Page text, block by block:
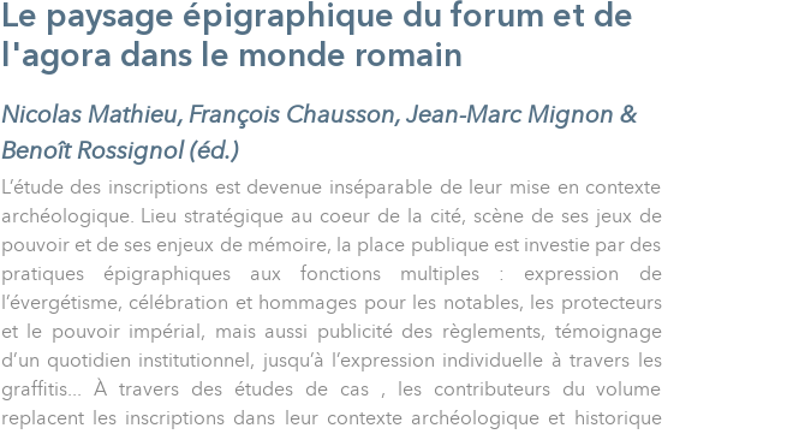
Le paysage épigraphique du forum et de
l'agora dans le monde romain
Nicolas Mathieu, François Chausson, Jean-Marc Mignon &
Benoît Rossignol (éd.)
L’étude des inscriptions est devenue inséparable de leur mise en contexte
archéologique. Lieu stratégique au coeur de la cité, scène de ses jeux de
pouvoir et de ses enjeux de mémoire, la place publique est investie par des
pratiques épigraphiques aux fonctions multiples : expression de
l’évergétisme, célébration et hommages pour les notables, les protecteurs
et le pouvoir impérial, mais aussi publicité des règlements, témoignage
d’un quotidien institutionnel, jusqu’à l’expression individuelle à travers les
graffitis... À travers des études de cas , les contributeurs du volume
replacent les inscriptions dans leur contexte archéologique et historique